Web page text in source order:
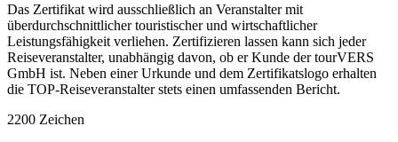
Das Zertifikat wird ausschließlich an Veranstalter mit
überdurchschnittlicher touristischer und wirtschaftlicher
Leistungsfähigkeit verliehen. Zertifizieren lassen kann sich jeder
Reiseveranstalter, unabhängig davon, ob er Kunde der tourVERS
GmbH ist. Neben einer Urkunde und dem Zertifikatslogo erhalten
die TOP-Reiseveranstalter stets einen umfassenden Bericht.
2200 Zeichen